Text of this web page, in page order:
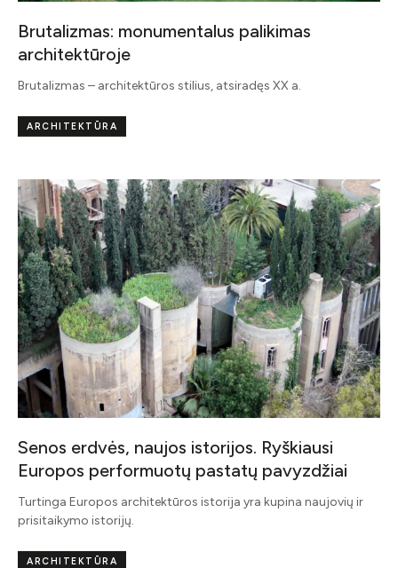
Brutalizmas: monumentalus palikimas
architektūroje
Brutalizmas – architektūros stilius, atsiradęs XX a.
ARCHITEKTŪRA
Senos erdvės, naujos istorijos. Ryškiausi
Europos performuotų pastatų pavyzdžiai
Turtinga Europos architektūros istorija yra kupina naujovių ir
prisitaikymo istorijų.
ARCHITEKTŪRA